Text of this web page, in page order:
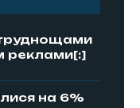
реклами[:]
на 6%